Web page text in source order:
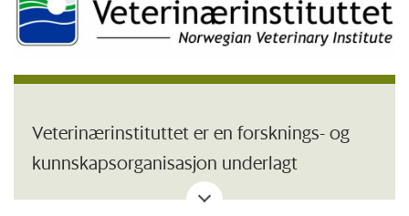
Veterinærinstituttet er en forsknings- og
kunnskapsorganisasjon underlagt
Landbruks- og matdepartementet og